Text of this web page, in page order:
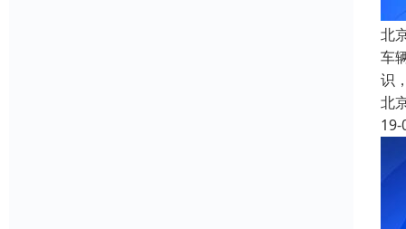
北
车
识
北
19-